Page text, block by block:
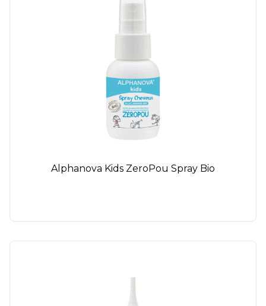
Alphanova Kids ZeroPou Spray Bio